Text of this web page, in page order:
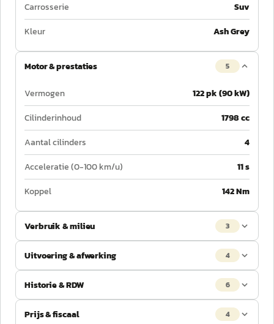
Carrosserie
Suv
Kleur
Ash Grey
Motor & prestaties 5
Vermogen
122 pk (90 kW)
Cilinderinhoud
1798 cc
Aantal cilinders
4
Acceleratie (0-100 km/u)
11 s
Koppel
142 Nm
Verbruik & milieu 3
Uitvoering & afwerking 4
Historie & RDW 6
Prijs & fiscaal 4